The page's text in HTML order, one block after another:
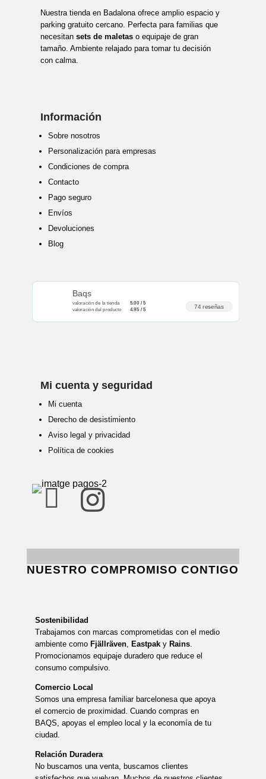
Nuestra tienda en Badalona ofrece amplio espacio y
parking gratuito cercano. Perfecta para familias que
necesitan sets de maletaso equipaje de gran
tamaño. Ambiente relajado para tomar tu decisión
con calma.
Información
Sobre nosotros
Personalización para empresas
Condiciones de compra
Contacto
Pago seguro
Envíos
Devoluciones
Blog
Baqs
valoración de la tienda 5.00 / 5
valoración del producto 4.95 / 5 74 reseñas
Mi cuenta y seguridad
Mi cuenta
Derecho de desistimiento
Aviso legal y privacidad
Política de cookies
 
NUESTRO COMPROMISO CONTIGO
Sostenibilidad
Trabajamos con marcas comprometidas con el medio
ambiente como Fjällräven, Eastpak y Rains.
Promocionamos equipaje duradero que reduce el
consumo compulsivo.
Comercio Local
Somos una empresa familiar barcelonesa que apoya
el comercio de proximidad. Cuando compras en
BAQS, apoyas el empleo local y la economía de tu
ciudad.
Relación Duradera
No buscamos una venta, buscamos clientes